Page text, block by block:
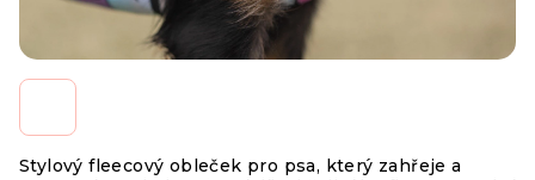
Stylový fleecový obleček pro psa, který zahřeje a